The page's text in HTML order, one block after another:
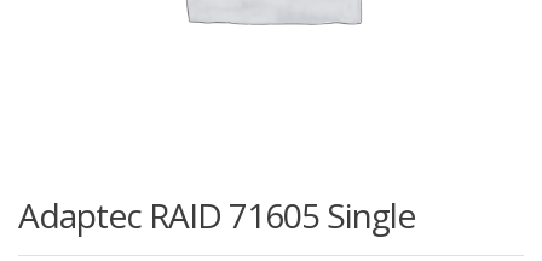
Adaptec RAID 71605 Single